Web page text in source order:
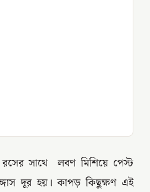
সাথে লবণ মিশিয়ে পেস্ট
দূর হয়। কাপড় কিছুক্ষণ এই